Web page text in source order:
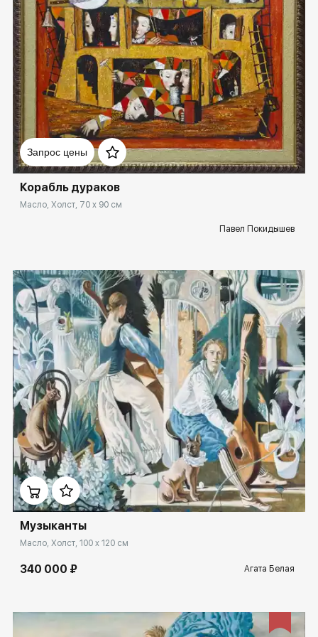
Запрос цены
Домен: spb.rakovgallery.ru
Корабль дураков
Масло, Холст, 70 x 90 см
Павел Покидышев
Домен: spb.rakovgallery.ru
Музыканты
Масло, Холст, 100 x 120 см
340 000 ₽ Агата Белая